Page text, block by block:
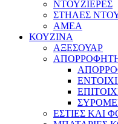
ΝΤΟΥΖΙΕΡΕΣ
ΣΤΗΛΕΣ
ΑΜΕΑ
ΚΟΥΖΙΝΑ
ΑΞΕΣΟΥΑΡ
ΕΣΤΙΕΣ ΚΑΙ